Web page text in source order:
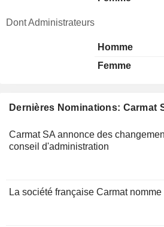
Dernières Nominations: Carmat
Carmat SA annonce des
conseil d'administration
La société française Carmat
Dont Administrateurs
Homme
Femme